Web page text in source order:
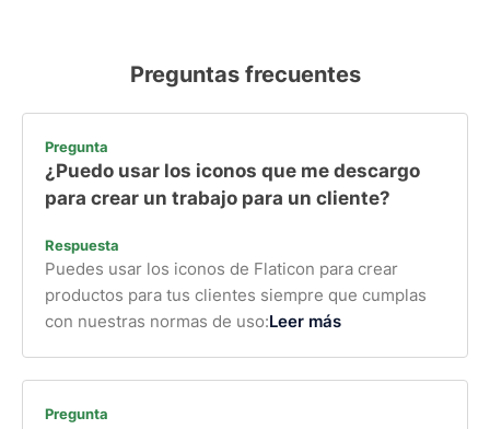
Preguntas frecuentes
Pregunta
¿Puedo usar los iconos que me descargo
para crear un trabajo para un cliente?
Respuesta
Puedes usar los iconos de Flaticon para crear
productos para tus clientes siempre que cumplas
con nuestras normas de uso:Leer más
Pregunta